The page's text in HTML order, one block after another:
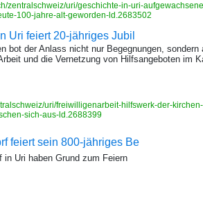
zentralschweiz/uri/geschichte-in-uri-
100-jahre-alt-geworden-ld.2683502
Uri feiert 20-jähriges Jubil
bot der Anlass nicht nur Begegnungen,
und die Vernetzung von Hilfsangeboten im
uri/freiwilligenarbeit-hilfswerk-der-
sich-aus-ld.2688399
feiert sein 800-jähriges Be
in Uri haben Grund zum Feiern